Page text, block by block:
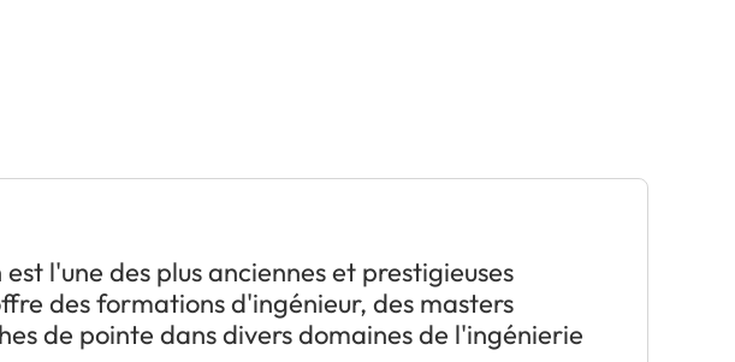
l'une des plus anciennes et prestigieuses
des formations d'ingénieur, des masters
de pointe dans divers domaines de l'ingénierie